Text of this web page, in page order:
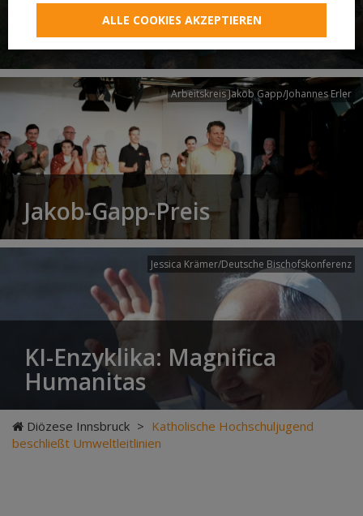
Neuer Pilgerweg Via
Laudato si’
Arbeitskreis Jakob Gapp/Johannes Erler
Jakob-Gapp-Preis
Jessica Krämer/Deutsche Bischofskonferenz
KI-Enzyklika: Magnifica
Humanitas
Diözese Innsbruck > Katholische Hochschuljugend
beschließt Umweltleitlinien
ALLE COOKIES AKZEPTIEREN